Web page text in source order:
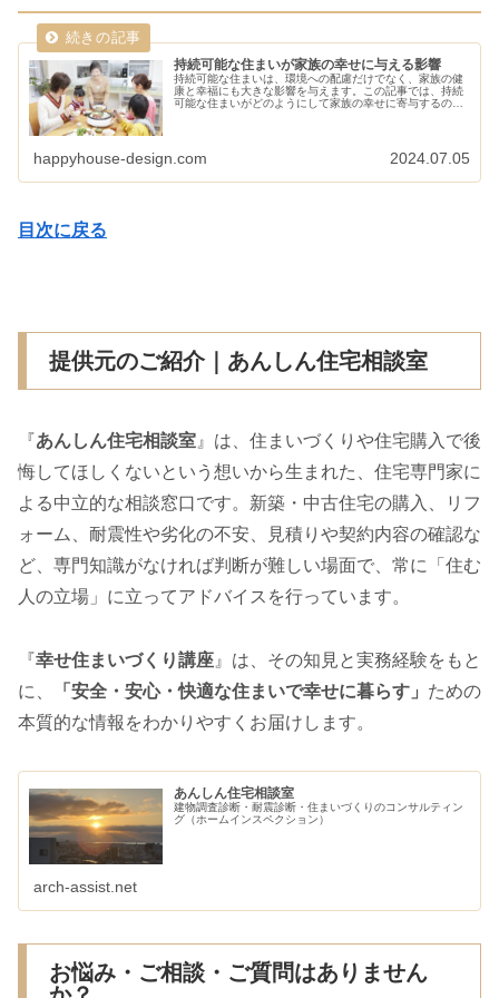
持続可能な住まいが家族の幸せに与える影響
持続可能な住まいは、環境への配慮だけでなく、家族の健
康と幸福にも大きな影響を与えます。この記事では、持続
可能な住まいがどのようにして家族の幸せに寄与するの
happyhouse-design.com 2024.07.05
目次に戻る
提供元のご紹介｜あんしん住宅相談室
『あんしん住宅相談室 』は、住まいづくりや住宅購入で後
悔してほしくないという想いから生まれた、住宅専門家に
よる中立的な相談窓口です。新築・中古住宅の購入、リフ
ォーム、耐震性や劣化の不安、見積りや契約内容の確認な
ど、専門知識がなければ判断が難しい場面で、常に「住む
人の立場」に立ってアドバイスを行っています。
『幸せ住まいづくり講座 』は、その知見と実務経験をもと
に、
「安全・安心・快適な住まいで幸せに暮らす」 ための
本質的な情報をわかりやすくお届けします。
あんしん住宅相談室
建物調査診断・耐震診断・住まいづくりのコンサルティン
グ（ホームインスペクション）
arch-assist.net
お悩み・ご相談・ご質問はありません